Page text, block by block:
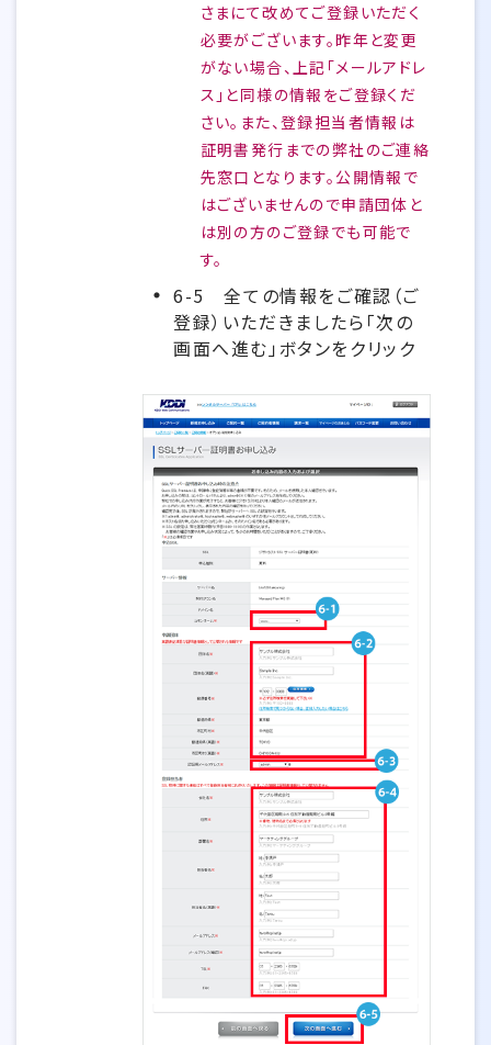
さまにて改めてご登録いただく
必要がございます。昨年と変更
がない場合、上記「メールアドレ
ス」と同様の情報をご登録くだ
さい。また、登録担当者情報は
証明書発行までの弊社のご連絡
先窓口となります。公開情報で
はございませんので申請団体と
は別の方のご登録でも可能で
す。
6-5
全ての情報をご確認（ご
登録）いただきましたら「次の
画面へ進む」ボタンをクリック